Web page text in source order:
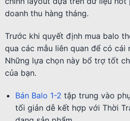
doanh thu hàng tháng.
Trước khi quyết định mua balo
qua các mẫu liên quan để có cái
Những lựa chọn này bổ trợ tốt
của bạn.
Bán Balo 1-2 tập trung vào
tối giản dễ kết hợp với Thời